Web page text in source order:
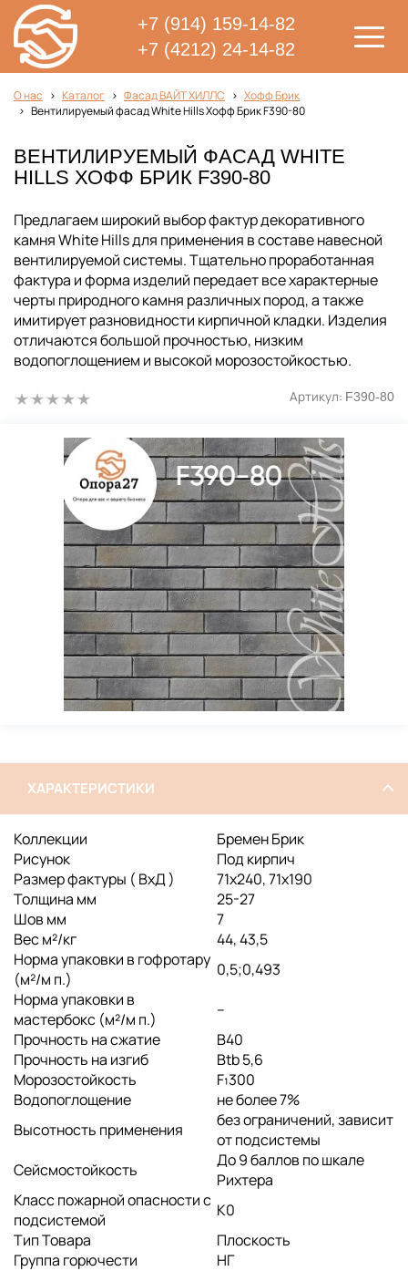
+7 (914) 159-14-82
+7 (4212) 24-14-82
О нас Каталог Фасад ВАЙТ ХИЛЛС
Хофф Брик
Вентилируемый фасад White Hills Хофф Брик F390-80
ВЕНТИЛИРУЕМЫЙ ФАСАД WHITE
HILLS ХОФФ БРИК F390-80
Предлагаем широкий выбор фактур декоративного
камня White Hills для применения в составе навесной
вентилируемой системы. Тщательно проработанная
фактура и форма изделий передает все характерные
черты природного камня различных пород, а также
имитирует разновидности кирпичной кладки. Изделия
отличаются большой прочностью, низким
водопоглощением и высокой морозостойкостью.
Артикул: F390-80
ХАРАКТЕРИСТИКИ
Коллекции
Бремен Брик
Рисунок
Под кирпич
Размер фактуры ( ВхД )
71x240, 71x190
Толщина мм
25-27
Шов мм
7
Вес м²/кг
44, 43,5
Норма упаковки в гофротару
(м²/м п.)
0,5;0,493
Норма упаковки в
мастербокс (м²/м п.)
--
Прочность на сжатие
B40
Прочность на изгиб
Btb 5,6
Морозостойкость
F₁300
Водопоглощение
не более 7%
Высотность применения
без ограничений, зависит
от подсистемы
Сейсмостойкость
До 9 баллов по шкале
Рихтера
Класс пожарной опасности с
подсистемой
K0
Тип Товара
Плоскость
Группа горючести
НГ